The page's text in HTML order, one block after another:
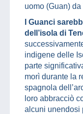
uomo (Guan)
I Guanci
dell’isola di
indigene delle
parte
morì durante la
spagnola
loro abbracciò
alcuni unendosi